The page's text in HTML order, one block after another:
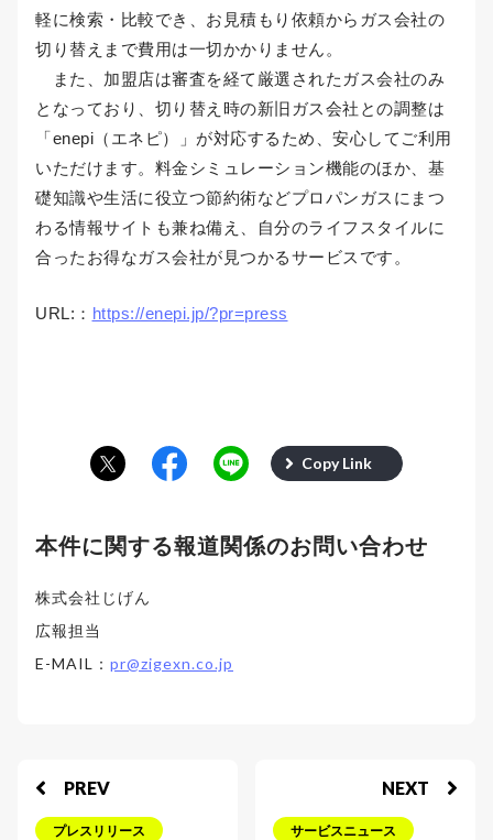
軽に検索・比較でき、お見積もり依頼からガス会社の
切り替えまで費用は一切かかりません。
また、加盟店は審査を経て厳選されたガス会社のみ
となっており、切り替え時の新旧ガス会社との調整は
「enepi（エネピ）」が対応するため、安心してご利用
いただけます。料金シミュレーション機能のほか、基
礎知識や生活に役立つ節約術などプロパンガスにまつ
わる情報サイトも兼ね備え、自分のライフスタイルに
合ったお得なガス会社が見つかるサービスです。
URL:： https://enepi.jp/?pr=press
Copy Link
本件に関する報道関係のお問い合わせ
株式会社じげん
広報担当
E-MAIL： pr@zigexn.co.jp
PREV
プレスリリース
NEXT
サービスニュース